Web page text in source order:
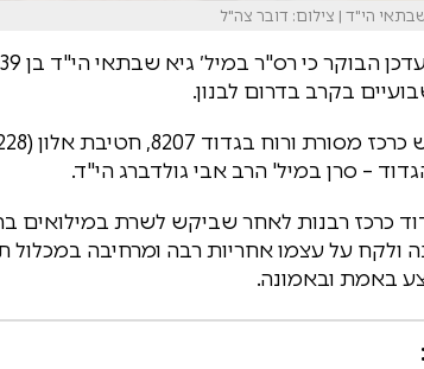
הי"ד | צילום: דובר צה"ל
הבוקר כי
בקרב בדרום לבנון.
כרכז מסורת ורוח בגדוד 8207, חטיבת אלון (228), ונפצע ב
– סרן במיל' הרב אבי גולדברג הי"ד.
כרכז רבנות לאחר שביקש לשרת במילואים
ולקח על עצמו אחריות רבה ומרחיבה
באמת ובאמונה.